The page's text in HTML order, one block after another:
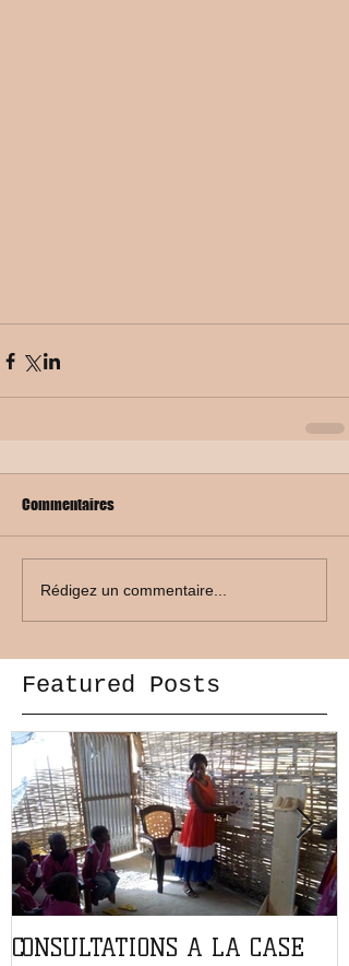
Commentaires
Rédigez un commentaire...
Featured Posts
CONSULTATIONS A LA CASE